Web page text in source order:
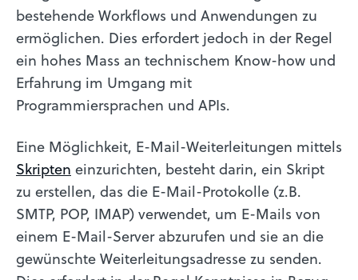
bestehende Workflows und Anwendungen zu
ermöglichen. Dies erfordert jedoch in der Regel
ein hohes Mass an technischem Know-how und
Erfahrung im Umgang mit
Programmiersprachen und APIs.
Eine Möglichkeit, E-Mail-Weiterleitungen mittels
Skripten einzurichten, besteht darin, ein Skript
zu erstellen, das die E-Mail-Protokolle (z.B.
SMTP, POP, IMAP) verwendet, um E-Mails von
einem E-Mail-Server abzurufen und sie an die
gewünschte Weiterleitungsadresse zu senden.